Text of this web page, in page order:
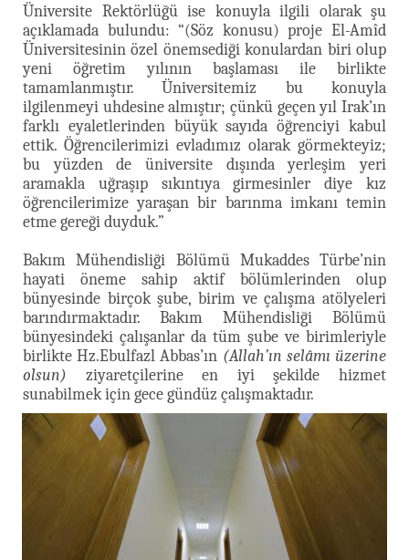
Üniversite Rektörlüğü ise konuyla ilgili olarak şu
açıklamada bulundu: “(Söz konusu) proje El-Amîd
Üniversitesinin özel önemsediği konulardan biri olup
yeni öğretim yılının başlaması ile birlikte
tamamlanmıştır. Üniversitemiz bu konuyla
ilgilenmeyi uhdesine almıştır; çünkü geçen yıl Irak’ın
farklı eyaletlerinden büyük sayıda öğrenciyi kabul
ettik. Öğrencilerimizi evladımız olarak görmekteyiz;
bu yüzden de üniversite dışında yerleşim yeri
aramakla uğraşıp sıkıntıya girmesinler diye kız
öğrencilerimize yaraşan bir barınma imkanı temin
etme gereği duyduk.”
Bakım Mühendisliği Bölümü Mukaddes Türbe’nin
hayati öneme sahip aktif bölümlerinden olup
bünyesinde birçok şube, birim ve çalışma atölyeleri
barındırmaktadır. Bakım Mühendisliği Bölümü
bünyesindeki çalışanlar da tüm şube ve birimleriyle
birlikte Hz.Ebulfazl Abbas’ın (Allah’ın selâmı üzerine
olsun) ziyaretçilerine en iyi şekilde hizmet
sunabilmek için gece gündüz çalışmaktadır.